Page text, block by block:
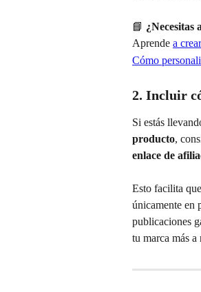
📘 ¿Necesitas
Aprende a
Cómo
2. Incluir
Si estás
producto,
enlace de
Esto facilita
únicamente en
publicaciones
tu marca más a